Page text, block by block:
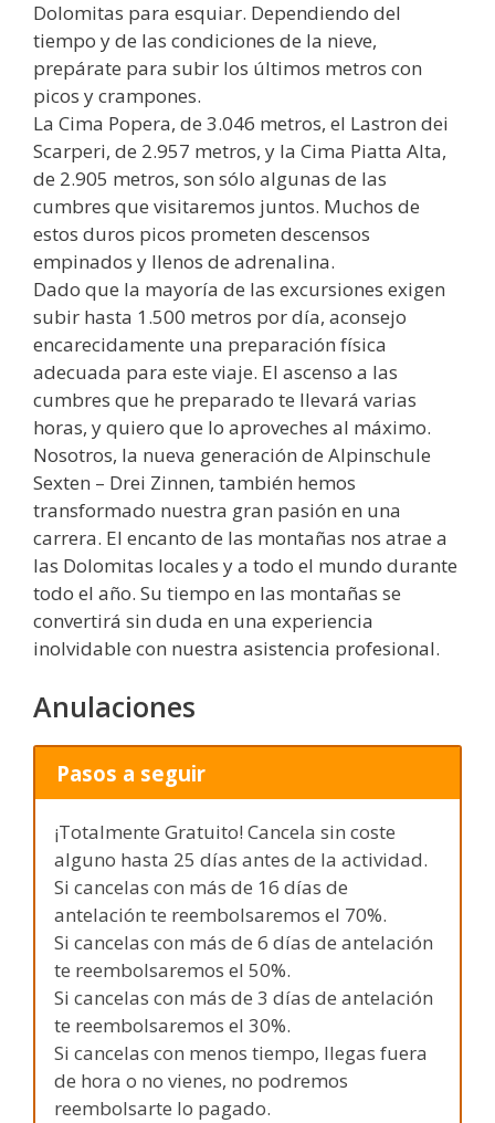
Dolomitas para esquiar. Dependiendo del
tiempo y de las condiciones de la nieve,
prepárate para subir los últimos metros con
picos y crampones.
La Cima Popera, de 3.046 metros, el Lastron dei
Scarperi, de 2.957 metros, y la Cima Piatta Alta,
de 2.905 metros, son sólo algunas de las
cumbres que visitaremos juntos. Muchos de
estos duros picos prometen descensos
empinados y llenos de adrenalina.
Dado que la mayoría de las excursiones exigen
subir hasta 1.500 metros por día, aconsejo
encarecidamente una preparación física
adecuada para este viaje. El ascenso a las
cumbres que he preparado te llevará varias
horas, y quiero que lo aproveches al máximo.
Nosotros, la nueva generación de Alpinschule
Sexten – Drei Zinnen, también hemos
transformado nuestra gran pasión en una
carrera. El encanto de las montañas nos atrae a
las Dolomitas locales y a todo el mundo durante
todo el año. Su tiempo en las montañas se
convertirá sin duda en una experiencia
inolvidable con nuestra asistencia profesional.
Anulaciones
Pasos a seguir
¡Totalmente Gratuito! Cancela sin coste
alguno hasta 25 días antes de la actividad.
Si cancelas con más de 16 días de
antelación te reembolsaremos el 70%.
Si cancelas con más de 6 días de antelación
te reembolsaremos el 50%.
Si cancelas con más de 3 días de antelación
te reembolsaremos el 30%.
Si cancelas con menos tiempo, llegas fuera
de hora o no vienes, no podremos
reembolsarte lo pagado.